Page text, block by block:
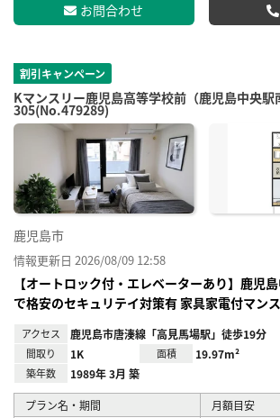
お問合わせ
割引キャンペーン
Kマンスリー鹿児島高等学校前（鹿児島中央駅
305(No.479289)
鹿児島市
情報更新日 2026/08/09 12:58
【オートロック付・エレベーターあり】鹿児
で格安のセキュリテイ対策有 家具家電付マン
アクセス 鹿児島市唐湊線「高見馬場駅」徒歩19分
間取り 1K 面積 19.97m²
築年数 1989年 3月 築
プラン名・期間
月額目安